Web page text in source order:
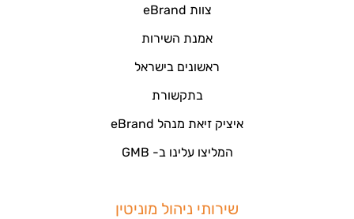
צוות eBrand
אמנת השירות
ראשונים בישראל
בתקשורת
איציק זיאת מנהל eBrand
המליצו עלינו ב- GMB
שירותי ניהול מוניטין